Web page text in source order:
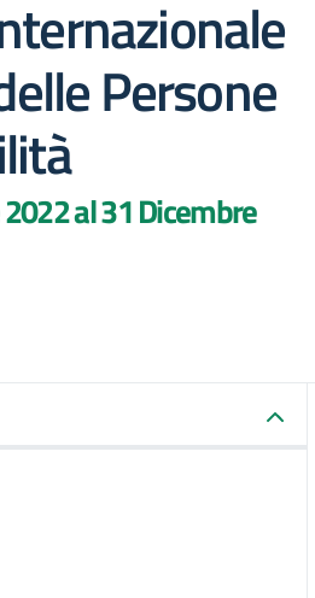
Persone
al 31 Dicembre